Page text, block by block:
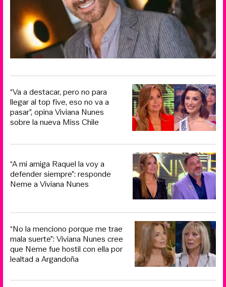
“Va a destacar, pero no para
llegar al top five, eso no va a
pasar”, opina Viviana Nunes
sobre la nueva Miss Chile
“A mi amiga Raquel la voy a
defender siempre”: responde
Neme a Viviana Nunes
“No la menciono porque me trae
mala suerte”: Viviana Nunes cree
que Neme fue hostil con ella por
lealtad a Argandoña